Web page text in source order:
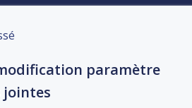
paramètre
jointes